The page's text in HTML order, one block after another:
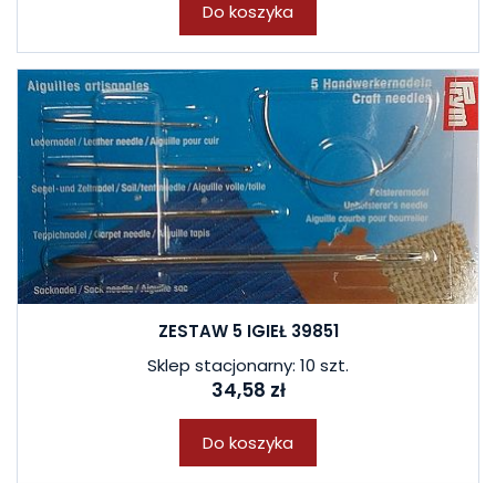
Do koszyka
ZESTAW 5 IGIEŁ 39851
Sklep stacjonarny: 10 szt.
34,58 zł
Do koszyka